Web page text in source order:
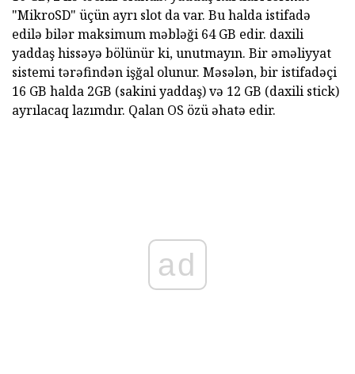
"MikroSD" üçün ayrı slot da var. Bu halda istifadə
edilə bilər maksimum məbləği 64 GB edir. daxili
yaddaş hissəyə bölünür ki, unutmayın. Bir əməliyyat
sistemi tərəfindən işğal olunur. Məsələn, bir istifadəçi
16 GB halda 2GB (sakini yaddaş) və 12 GB (daxili stick)
ayrılacaq lazımdır. Qalan OS özü əhatə edir.
ad